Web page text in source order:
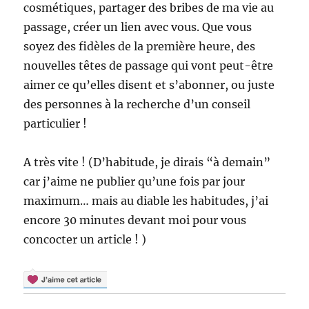
cosmétiques, partager des bribes de ma vie au
passage, créer un lien avec vous. Que vous
soyez des fidèles de la première heure, des
nouvelles têtes de passage qui vont peut-être
aimer ce qu’elles disent et s’abonner, ou juste
des personnes à la recherche d’un conseil
particulier !
A très vite ! (D’habitude, je dirais “à demain”
car j’aime ne publier qu’une fois par jour
maximum… mais au diable les habitudes, j’ai
encore 30 minutes devant moi pour vous
concocter un article ! )